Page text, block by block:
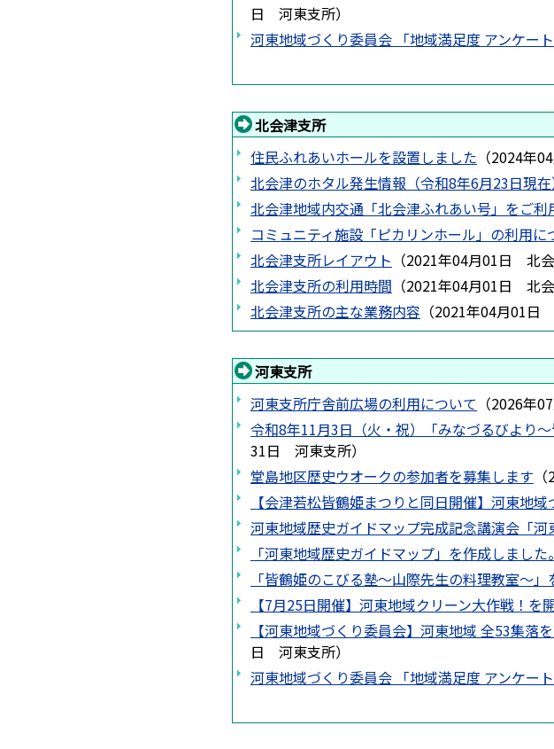
日
河東支所）
河東地域づくり委員会 「地域満足度 アンケー
北会津支所
住民ふれあいホールを設置しました （2024年
北会津のホタル発生情報（令和8年6月23日現在
北会津地域内交通「北会津ふれあい号」をご利
コミュニティ施設「ピカリンホール」の利用に
北会津支所レイアウト （2021年04月01日 北
北会津支所の利用時間 （2021年04月01日 北
北会津支所の主な業務内容 （2021年04月01日
河東支所
河東支所庁舎前広場の利用について （2026年
令和8年11月3日（火・祝）「みなづるびより
31日
河東支所）
堂島地区歴史ウオークの参加者を募集します （
【会津若松皆鶴姫まつりと同日開催】河東地
河東地域歴史ガイドマップ完成記念講演会「
「河東地域歴史ガイドマップ」を作成しました。
「皆鶴姫のこびる塾～山際先生の料理教室～
【7月25日開催】河東地域クリーン大作戦！を
【河東地域づくり委員会】河東地域 全53集落
日
河東支所）
河東地域づくり委員会 「地域満足度 アンケー